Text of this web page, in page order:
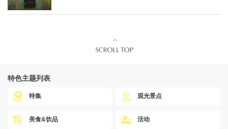
特色主题列表
特集 观光景点
美食&饮品 活动